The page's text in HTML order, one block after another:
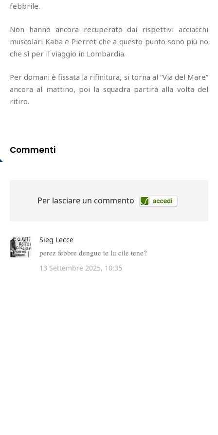
febbrile.
Non hanno ancora recuperato dai rispettivi acciacchi
muscolari Kaba e Pierret che a questo punto sono più no
che sì per il viaggio in Lombardia.
Per domani è fissata la rifinitura, si torna al “Via del Mare”
ancora al mattino, poi la squadra partirà alla volta del
ritiro.
Commenti